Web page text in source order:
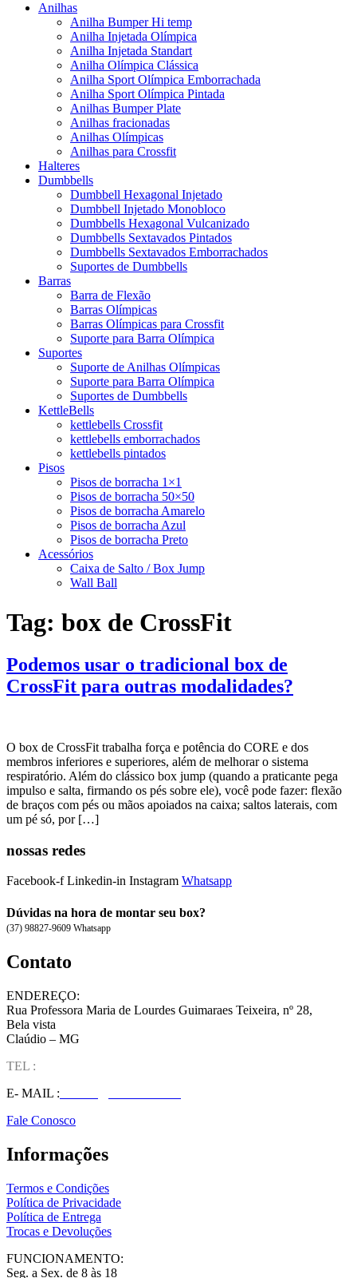
Anilhas
Anilha Bumper Hi temp
Anilha Injetada Olímpica
Anilha Injetada Standart
Anilha Olímpica Clássica
Anilha Sport Olímpica Emborrachada
Anilha Sport Olímpica Pintada
Anilhas Bumper Plate
Anilhas fracionadas
Anilhas Olímpicas
Anilhas para Crossfit
Halteres
Dumbbells
Dumbbell Hexagonal Injetado
Dumbbell Injetado Monobloco
Dumbbells Hexagonal Vulcanizado
Dumbbells Sextavados Pintados
Dumbbells Sextavados Emborrachados
Suportes de Dumbbells
Barras
Barra de Flexão
Barras Olímpicas
Barras Olímpicas para Crossfit
Suporte para Barra Olímpica
Suportes
Suporte de Anilhas Olímpicas
Suporte para Barra Olímpica
Suportes de Dumbbells
KettleBells
kettlebells Crossfit
kettlebells emborrachados
kettlebells pintados
Pisos
Pisos de borracha 1×1
Pisos de borracha 50×50
Pisos de borracha Amarelo
Pisos de borracha Azul
Pisos de borracha Preto
Acessórios
Caixa de Salto / Box Jump
Wall Ball
Tag: box de CrossFit
Podemos usar o tradicional box de
CrossFit para outras modalidades?
O box de CrossFit trabalha força e potência do CORE e dos
membros inferiores e superiores, além de melhorar o sistema
respiratório. Além do clássico box jump (quando a praticante pega
impulso e salta, firmando os pés sobre ele), você pode fazer: flexão
de braços com pés ou mãos apoiados na caixa; saltos laterais, com
um pé só, por […]
nossas redes
Facebook-f Linkedin-in Instagram Whatsapp
Dúvidas na hora de montar seu box?
(37) 98827-9609 Whatsapp
Contato
ENDEREÇO:
Rua Professora Maria de Lourdes Guimaraes Teixeira, nº 28,
Bela vista
Claúdio – MG
TEL :
E- MAIL :
Fale Conosco
Informações
Termos e Condições
Política de Privacidade
Política de Entrega
Trocas e Devoluções
FUNCIONAMENTO:
Seg. a Sex. de 8 às 18